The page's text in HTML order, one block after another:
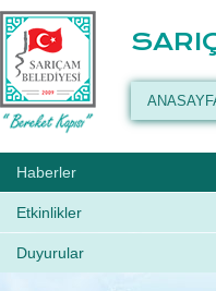
Haberler
Etkinlikler
Duyurular